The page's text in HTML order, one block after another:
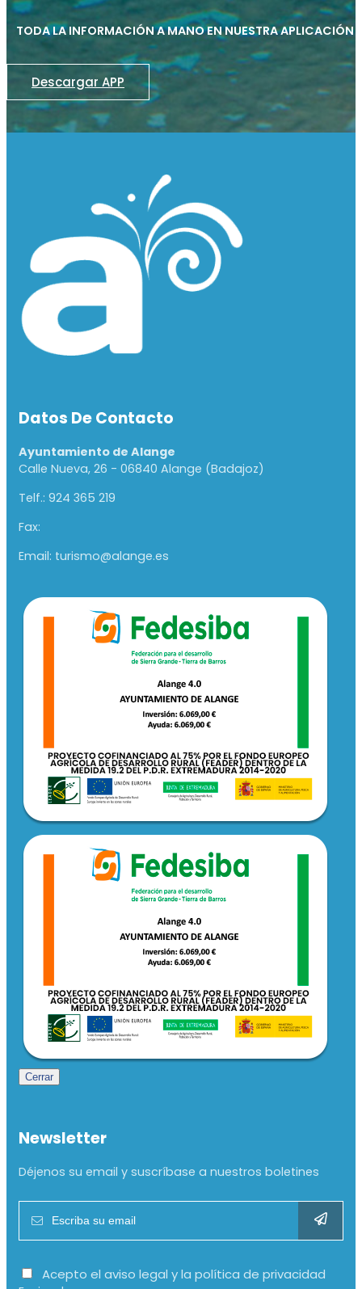
TODA LA INFORMACIÓN A MANO EN NUESTRA APLICACIÓN
Descargar APP
Datos De Contacto
Ayuntamiento de Alange
Calle Nueva, 26 - 06840 Alange (Badajoz)
Telf.: 924 365 219
Fax:
Email: turismo@alange.es
Cerrar
Newsletter
Déjenos su email y suscríbase a nuestros boletines
Acepto el aviso legal y la política de privacidad